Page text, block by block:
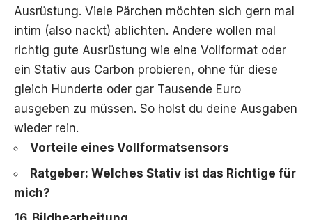
Ausrüstung. Viele Pärchen möchten sich gern mal
intim (also nackt) ablichten. Andere wollen mal
richtig gute Ausrüstung wie eine Vollformat oder
ein Stativ aus Carbon probieren, ohne für diese
gleich Hunderte oder gar Tausende Euro
ausgeben zu müssen. So holst du deine Ausgaben
wieder rein.
Vorteile eines Vollformatsensors
Ratgeber: Welches Stativ ist das Richtige für
mich?